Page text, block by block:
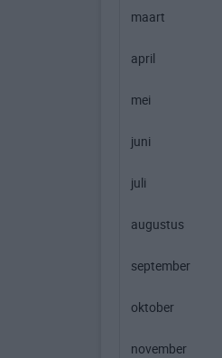
maart
april
mei
juni
juli
augustus
september
oktober
november